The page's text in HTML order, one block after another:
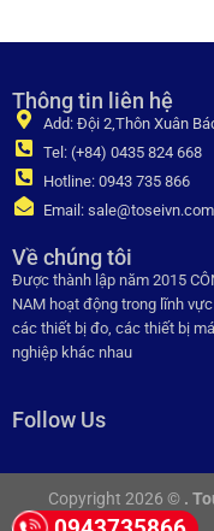
Thông tin liên hệ
Add: Đội 2,Thôn Xuân
Tel: (+84) 0435 824 668
Hotline: 0943 735 866
Email: sale@toseivn.com
Về chúng tôi
Được thành lập năm 2015
NAM hoạt động trong lĩnh
các thiết bị đo, các thiết bị
nghiệp khác nhau
Follow Us
Copyright 2026 © .